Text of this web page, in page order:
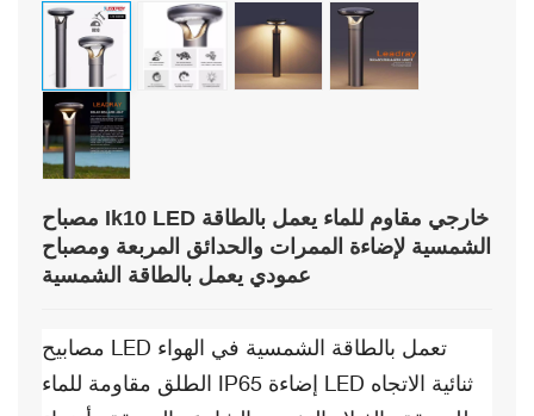
مصباح Ik10 LED خارجي مقاوم للماء يعمل بالطاقة
الشمسية لإضاءة الممرات والحدائق المربعة ومصباح
عمودي يعمل بالطاقة الشمسية
مصابيح LED تعمل بالطاقة الشمسية في الهواء
الطلق مقاومة للماء IP65 إضاءة LED ثنائية الاتجاه